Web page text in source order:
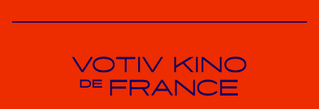
Votiv Kino und Kino De France in Wien